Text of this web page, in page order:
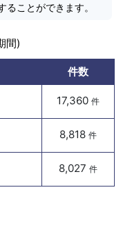
ことができます。
間)
件数
17,360 件
8,818 件
8,027 件